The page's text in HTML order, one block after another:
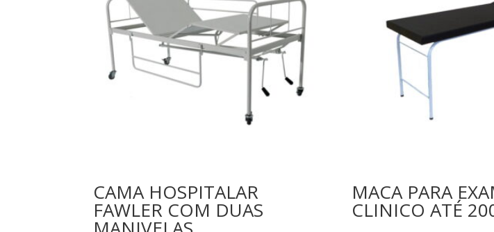
CAMA HOSPITALAR
FAWLER COM DUAS
MACA PARA
CLINICO ATÉ